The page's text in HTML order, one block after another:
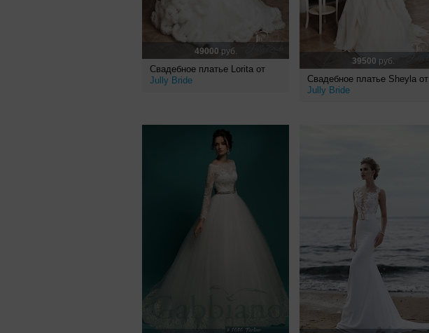
49000 руб.
Свадебное платье Lorita от
Jully Bride
39500 руб.
Свадебное платье Sheyla от
Jully Bride